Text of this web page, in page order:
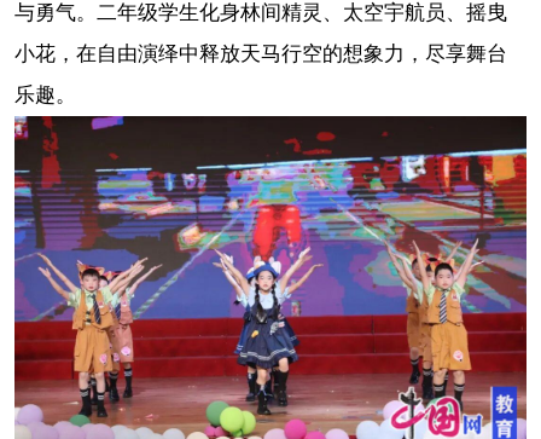
与勇气。二年级学生化身林间精灵、太空宇航员、摇曳
小花，在自由演绎中释放天马行空的想象力，尽享舞台
乐趣。